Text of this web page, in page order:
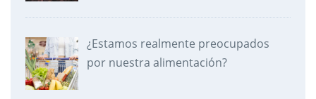
¿Estamos realmente preocupados
por nuestra alimentación?